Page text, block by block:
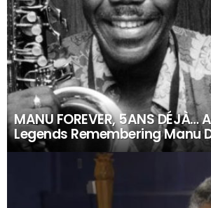
MANU FOREVER, 5ANS DÉJÀ…
Legends Remembering Manu